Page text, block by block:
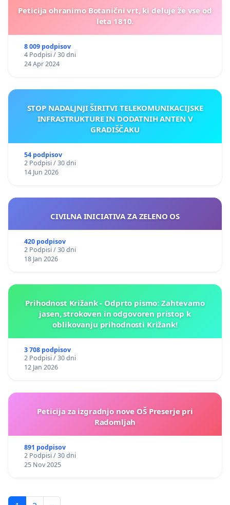
Peticija ohranimo Botanični vrt, ki deluje že vse od
leta 1810.
8 009 podpisov
4 Podpisi / 30 dni
24 Apr 2024
STOP NADALJNJI ŠIRITVI TELEKOMUNIKACIJSKE
INFRASTRUKTURE IN DODATNIH ANTEN V
GRADIŠČAKU
54 podpisov
2 Podpisi / 30 dni
14 Jun 2026
CIVILNA INICIATIVA ZA ZELENO OS
420 podpisov
2 Podpisi / 30 dni
18 Jan 2026
Prihodnost Križank - Odprto pismo: Zahtevamo
jasen, strokoven in odgovoren pristop k
oblikovanju prihodnosti Križank!
3 708 podpisov
2 Podpisi / 30 dni
12 Jan 2026
Peticija za izgradnjo nove OŠ Preserje pri
Radomljah
891 podpisov
2 Podpisi / 30 dni
25 Nov 2025